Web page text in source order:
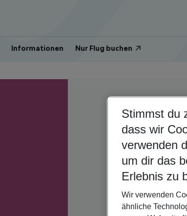
Informationen Nur Flug buchen
Stimmst du
dass wir
verwenden
um dir das
Erlebnis zu
Wir verwenden
ähnliche